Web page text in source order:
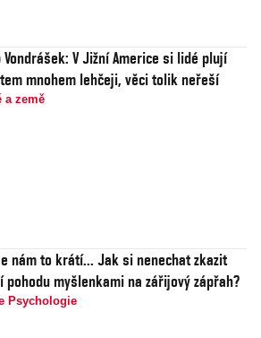
Vondrášek: V Jižní Americe si lidé plují
mnohem lehčeji, věci tolik neřeší
a země
nám to krátí... Jak si nenechat zkazit
pohodu myšlenkami na zářijový zápřah?
Psychologie